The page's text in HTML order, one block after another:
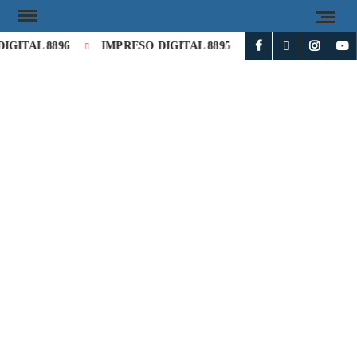
8896 IMPRESO DIGITAL 8895 IMPRESO